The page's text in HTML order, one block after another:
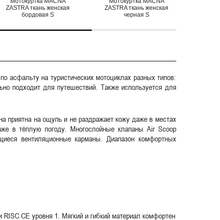
ZASTRA ткань женская
бордовая S
ZASTRA ткань женская
черная S
асфальту на туристических мотоциклах разных типов:
подходит для путешествий. Также используется для
приятна на ощупь и не раздражает кожу даже в местах
в тёплую погоду. Многослойные клапаны Air Scoop
вентиляционные карманы. Диапазон комфортных
CE уровня 1. Мягкий и гибкий материал комфортен